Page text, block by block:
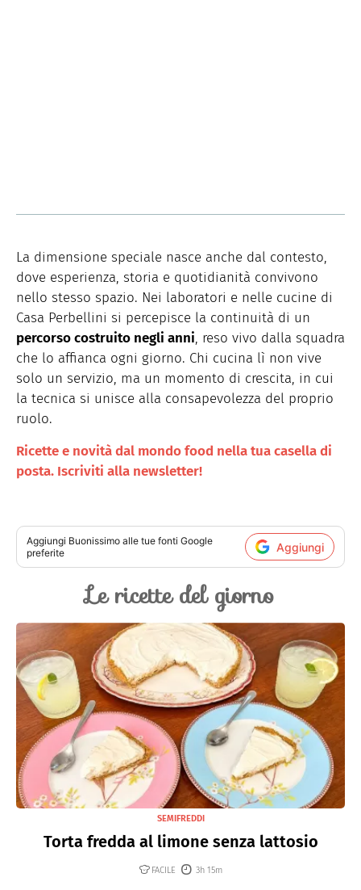
La dimensione speciale nasce anche dal contesto,
dove esperienza, storia e quotidianità convivono
nello stesso spazio. Nei laboratori e nelle cucine di
Casa Perbellini si percepisce la continuità di un
percorso costruito negli anni, reso vivo dalla squadra
che lo affianca ogni giorno. Chi cucina lì non vive
solo un servizio, ma un momento di crescita, in cui
la tecnica si unisce alla consapevolezza del proprio
ruolo.
Ricette e novità dal mondo food nella tua casella di
posta. Iscriviti alla newsletter!
Aggiungi Buonissimo alle tue fonti Google
preferite
Aggiungi
Le ricette del giorno
SEMIFREDDI
Torta fredda al limone senza lattosio
FACILE 3h 15m